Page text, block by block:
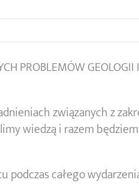
GEOLOGII
związanych z
wiedzą i razem
całego